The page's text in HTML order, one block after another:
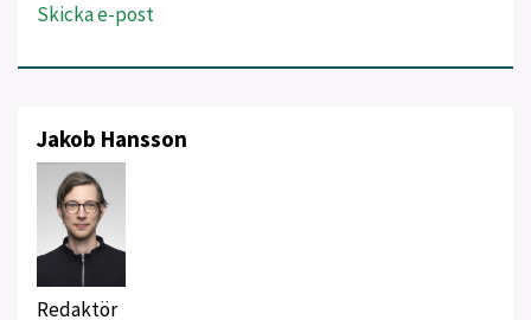
Skicka e-post
Jakob Hansson
Redaktör